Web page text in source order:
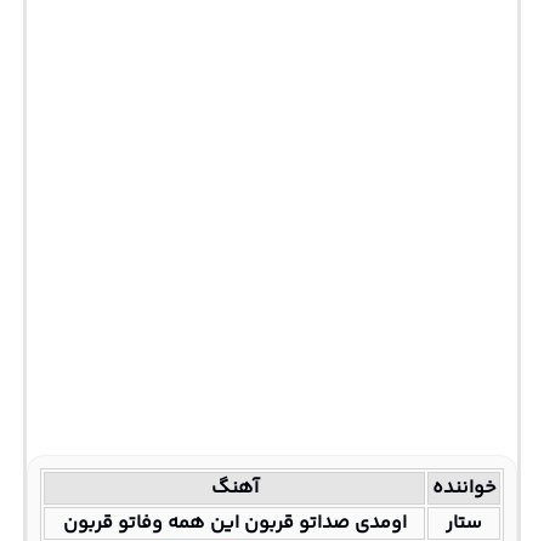
خواننده
آهنگ
ستار
اومدی صداتو قربون این همه وفاتو قربون